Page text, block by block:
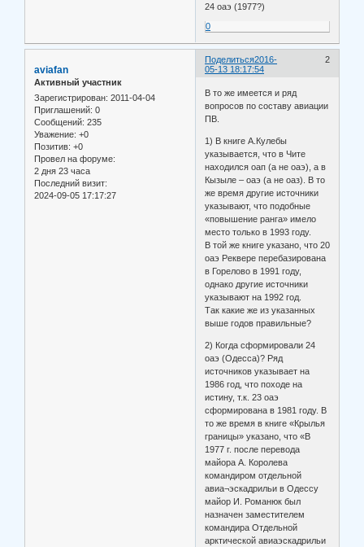
24 оаэ (1977?)
0
Поделиться 2
2016-
05-13 18:17:54
aviafan
Активный участник
Зарегистрирован: 2011-04-04
Приглашений: 0
Сообщений: 235
Уважение: +0
Позитив: +0
Провел на форуме:
2 дня 23 часа
Последний визит:
2024-09-05 17:17:27
В то же имеется и ряд
вопросов по составу авиации
ПВ.
1) В книге А.Кулебы
указывается, что в Чите
находился оап (а не оаэ), а в
Кызыле – оаэ (а не оаз). В то
же время другие источники
указывают, что подобные
«повышение ранга» имело
место только в 1993 году.
В той же книге указано, что 20
оаэ Реквере перебазирована
в Горелово в 1991 году,
однако другие источники
указывают на 1992 год.
Так какие же из указанных
выше годов правильные?
2) Когда сформировали 24
оаэ (Одесса)? Ряд
источников указывает на
1986 год, что походе на
истину, т.к. 23 оаэ
сформирована в 1981 году. В
то же время в книге «Крылья
границы» указано, что «В
1977 г. после перевода
майора А. Королева
командиром отдельной
авиа¬эскадрильи в Одессу
майор И. Романюк был
назначен заместителем
командира Отдельной
арктической авиаэскадрильи